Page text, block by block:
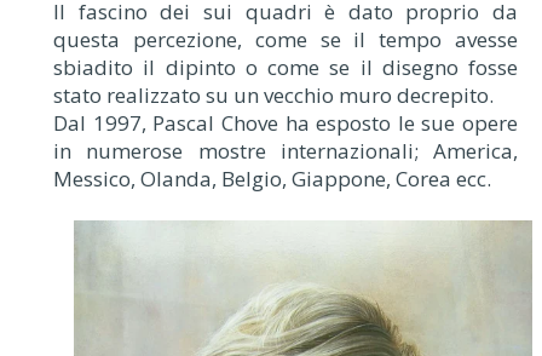
Il fascino dei sui quadri è dato proprio da
questa percezione, come se il tempo avesse
sbiadito il dipinto o come se il disegno fosse
stato realizzato su un vecchio muro decrepito.
Dal 1997, Pascal Chove ha esposto le sue opere
in numerose mostre internazionali; America,
Messico, Olanda, Belgio, Giappone, Corea ecc.